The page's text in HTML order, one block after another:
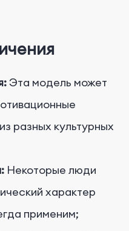
Эта модель может
разных культурных
Некоторые люди
характер
применим;